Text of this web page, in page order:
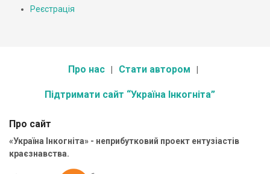
Реєстрація
Про нас Стати автором
Підтримати сайт “Україна Інкогніта”
Про сайт
«Україна Інкогніта» - неприбутковий проект ентузіастів
краєзнавства.